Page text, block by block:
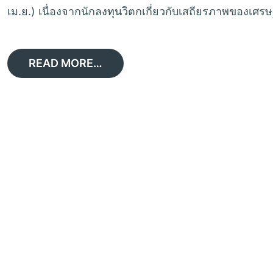
เม.ย.) เนื่องจากนักลงทุนวิตกเกี่ยวกับเสถียรภาพของเศ
READ MORE…